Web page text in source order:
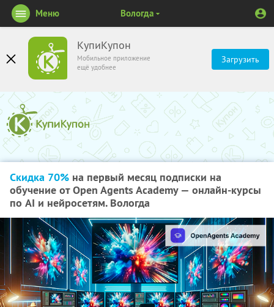
КупиКупон
Мобильное приложение
ещё удобнее
Загрузить
Меню Вологда
Скидка 70% на первый месяц подписки на
обучение от Open Agents Academy — онлайн-курсы
по AI и нейросетям. Вологда